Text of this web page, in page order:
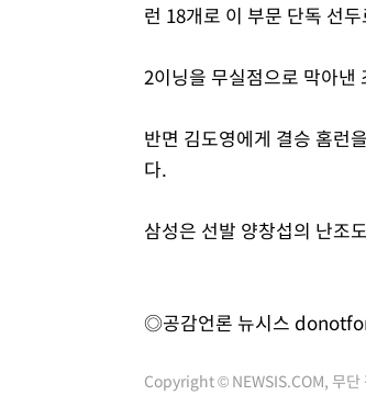
런 18개로 이 부문 단독 선
2이닝을 무실점으로 막아낸
반면 김도영에게 결승 홈런
다.
삼성은 선발 양창섭의 난조
◎공감언론 뉴시스
Copyright © NEWSIS.COM, 무단